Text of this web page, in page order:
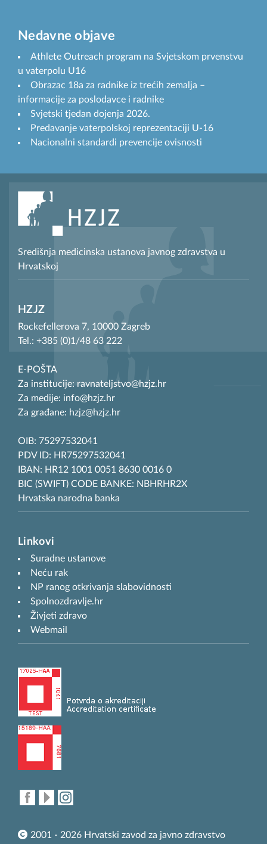
Nedavne objave
Athlete Outreach program na Svjetskom prvenstvu
u vaterpolu U16
Obrazac 18a za radnike iz trećih zemalja –
informacije za poslodavce i radnike
Svjetski tjedan dojenja 2026.
Predavanje vaterpolskoj reprezentaciji U-16
Nacionalni standardi prevencije ovisnosti
Središnja medicinska ustanova javnog zdravstva u
Hrvatskoj
HZJZ
Rockefellerova 7, 10000 Zagreb
Tel.: +385 (0)1/48 63 222
E-POŠTA
Za institucije: ravnateljstvo@hzjz.hr
Za medije: info@hzjz.hr
Za građane: hzjz@hzjz.hr
OIB: 75297532041
PDV ID: HR75297532041
IBAN: HR12 1001 0051 8630 0016 0
BIC (SWIFT) CODE BANKE: NBHRHR2X
Hrvatska narodna banka
Linkovi
Suradne ustanove
Neću rak
NP ranog otkrivanja slabovidnosti
Spolnozdravlje.hr
Živjeti zdravo
Webmail
2001 - 2026 Hrvatski zavod za javno zdravstvo